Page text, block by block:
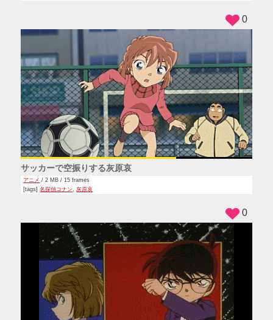
サッカーで空振りする灰原哀
アニメ / 2 MB / 15 frames
[tags]名探偵コナン,灰原哀
0
0